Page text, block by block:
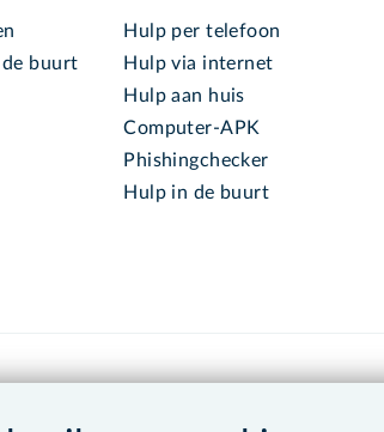
buurt
Hulp per telefoon
Hulp via internet
Hulp aan huis
Computer-APK
Phishingchecker
Hulp in de buurt